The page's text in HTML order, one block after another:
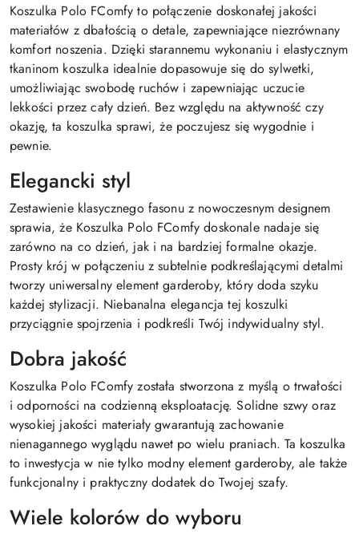
Koszulka Polo FComfy to połączenie doskonałej jakości
materiałów z dbałością o detale, zapewniające niezrównany
komfort noszenia. Dzięki starannemu wykonaniu i elastycznym
tkaninom koszulka idealnie dopasowuje się do sylwetki,
umożliwiając swobodę ruchów i zapewniając uczucie
lekkości przez cały dzień. Bez względu na aktywność czy
okazję, ta koszulka sprawi, że poczujesz się wygodnie i
pewnie.
Elegancki styl
Zestawienie klasycznego fasonu z nowoczesnym designem
sprawia, że Koszulka Polo FComfy doskonale nadaje się
zarówno na co dzień, jak i na bardziej formalne okazje.
Prosty krój w połączeniu z subtelnie podkreślającymi detalmi
tworzy uniwersalny element garderoby, który doda szyku
każdej stylizacji. Niebanalna elegancja tej koszulki
przyciągnie spojrzenia i podkreśli Twój indywidualny styl.
Dobra jakość
Koszulka Polo FComfy została stworzona z myślą o trwałości
i odporności na codzienną eksploatację. Solidne szwy oraz
wysokiej jakości materiały gwarantują zachowanie
nienagannego wyglądu nawet po wielu praniach. Ta koszulka
to inwestycja w nie tylko modny element garderoby, ale także
funkcjonalny i praktyczny dodatek do Twojej szafy.
Wiele kolorów do wyboru